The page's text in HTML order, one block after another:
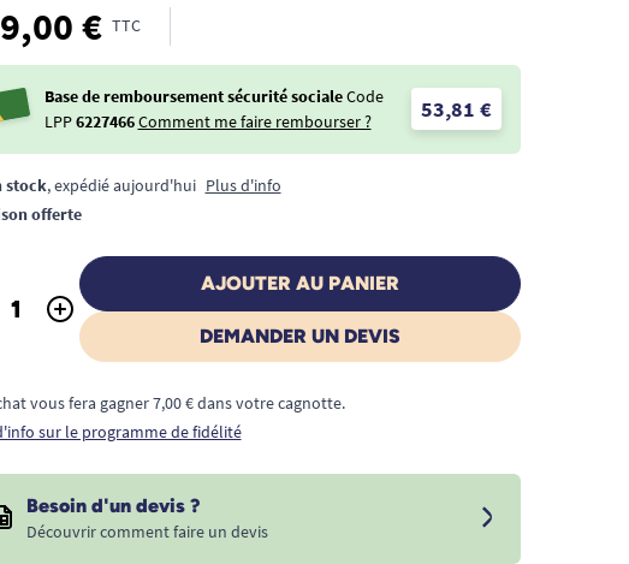
€ TTC
Base de remboursement sécurité socialeCode
LPP6227466Comment me faire rembourser ? 53,81 €
stock, expédié aujourd'hui Plus d'info
offerte
+
AJOUTER AU PANIER
DEMANDER UN DEVIS
vous fera gagner 7,00 € dans votre cagnotte.
sur le programme de fidélité
Besoin d'un devis ?
Découvrir comment faire un devis